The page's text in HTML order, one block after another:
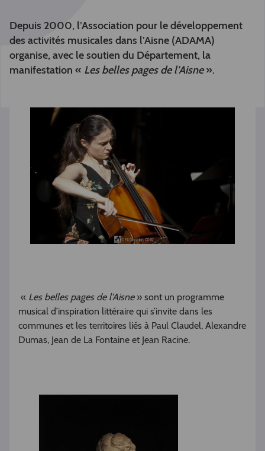
Depuis 2000, l’Association pour le développement
des activités musicales dans l’Aisne (ADAMA)
organise, avec le soutien du Département, la
manifestation « Les belles pages de l’Aisne».
« Les belles pages de l’Aisne» sont un programme
musical d’inspiration littéraire qui s’invite dans les
communes et les territoires liés à Paul Claudel, Alexandre
Dumas, Jean de La Fontaine et Jean Racine.